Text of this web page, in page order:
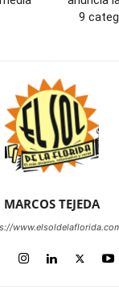
9
MARCOS TEJEDA